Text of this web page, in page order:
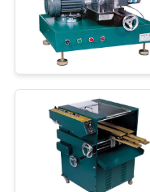
PRIVACY
POLICY
Zähler